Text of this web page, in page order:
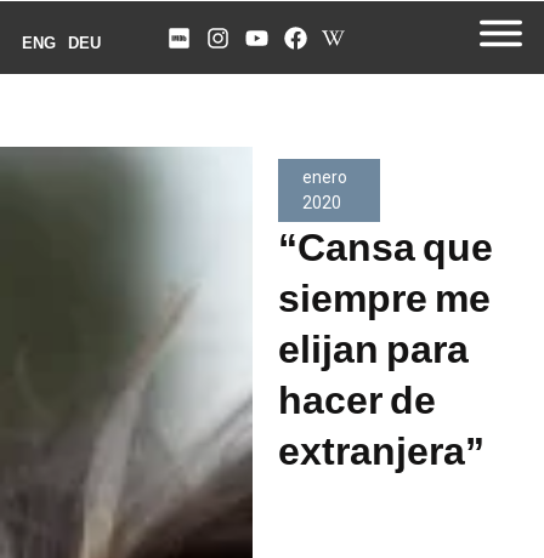
ENG DEU
enero
2020
“Cansa que
siempre me
elijan para
hacer de
extranjera”